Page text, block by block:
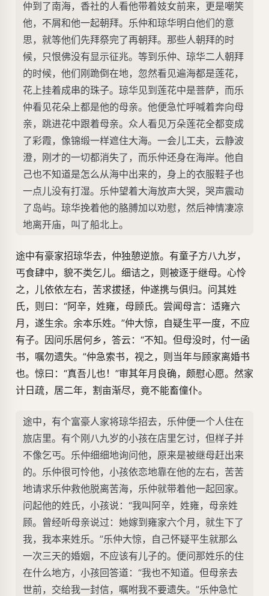
仲到了南海，香社的人看他带着妓女前来，更是嘲笑
他，不屑和他一起朝拜。乐仲和琼华明白他们的意
思，就等他们先拜祭完了再朝拜。那些人朝拜的时
候，只恨佛没有显示征兆。等到乐仲、琼华二人朝拜
的时候，他们刚跪倒在地，忽然看见遍海都是莲花，
花上挂着成串的珠子。琼华见到莲花中是菩萨，而乐
仲看见花朵上都是他的母亲。他便急忙呼喊着奔向母
亲，跳进花中跟着母亲。众人看见万朵莲花全都变成
了彩霞，像锦缎一样遮住大海。一会儿工夫，云静波
澄，刚才的一切都消失了，而乐仲还身在海岸。他自
己也不知道是怎么从海中出来的，身上的衣服鞋子也
一点儿没有打湿。乐仲望着大海放声大哭，哭声震动
了岛屿。琼华挽着他的胳膊加以劝慰，然后神情凄凉
地离开庙，叫了船北上。
途中有豪家招琼华去，仲独憩逆旅。有童子方八九岁，
丐食肆中，貌不类乞儿。细诘之，则被逐于继母。心怜
之，儿依依左右，苦求拔拯，仲遂携与俱归。问其姓
氏，则曰：“阿辛，姓雍，母顾氏。尝闻母言：适雍六
月，遂生余。余本乐姓。”仲大惊，自疑生平一度，不应
有子。因问乐居何乡，答云：“不知。但母没时，付一函
书，嘱勿遗失。”仲急索书，视之，则当年与顾家离婚书
也。惊曰：“真吾儿也！”审其年月良确，颇慰心愿。然家
计日疏，居二年，割亩渐尽，竟不能畜僮仆。
途中，有个富豪人家将琼华招去，乐仲便一个人住在
旅店里。有个刚八九岁的小孩在店里乞讨，但样子并
不像乞丐。乐仲细细地询问他，原来是被继母赶出来
的。乐仲很可怜他，小孩依恋地靠在他的左右，苦苦
地请求乐仲救他脱离苦海，乐仲就带着他一起回家。
问起他的姓氏，小孩说：“我叫阿辛，姓雍，母亲姓
顾。曾经听母亲说过：她嫁到雍家六个月，就生下了
我，我本来姓乐。”乐仲大惊，自己怀疑平生就那么
一次三天的婚姻，不应该有儿子的。便问那姓乐的住
在什么地方，小孩回答道：“我也不知道。但母亲去
世前，交给我一封信，嘱咐我不要遗失。”乐仲急忙